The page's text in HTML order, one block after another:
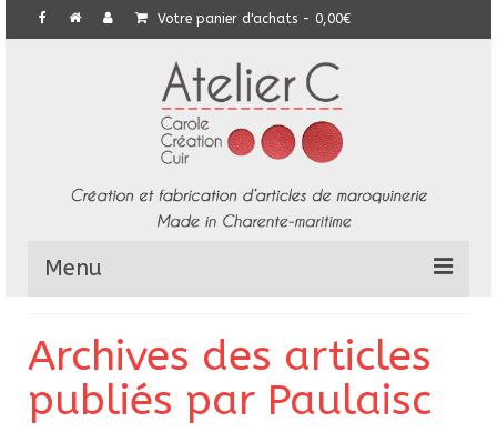
Votre panier d'achats - 0,00€
Menu
Collection
Commandes particulières
Archives des articles
publiés par Paulaisc